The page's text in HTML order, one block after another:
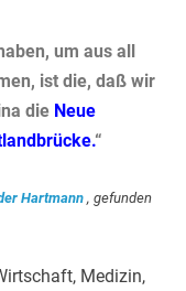
um aus all
ist die, daß wir
die Neue
.“
Hartmann , gefunden
Medizin,